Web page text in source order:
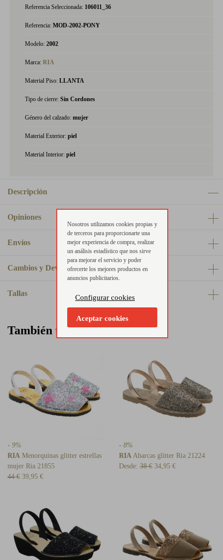
Referencia Seleccionada: 106011_36
Referencia: MOD-2002-PONY
Modelo: 2002
Marca: RIA
Material Piso: LLANTA
Tipo de cierre: Sin Cordones
Género del calzado: mujer
Material Exterior: piel
Material Interior: piel
Descripción
Opiniones
Envíos
Cambios y Devoluciones
Tallas
También te puede interesar
- 9%
RIA Menorquinas glitter estrellas
mujer Ria 21855
44 € 39,95 €
- 8%
RIA Abarcas glitter Ria 21224
Desde: 38 € 34,95 €
Nosotros utilizamos cookies propias y
de terceros para proporcionarte una
mejor experiencia de compra, realizar
un análisis estadístico que nos sirve
para mejorar el servicio y poder
ofrecerte los mejores productos en
anuncios publicitarios.
Configurar cookies
Aceptar cookies